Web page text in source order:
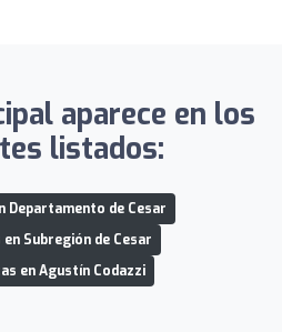
aparece en los
listados:
Departamento de Cesar
Subregión de Cesar
en Agustín Codazzi